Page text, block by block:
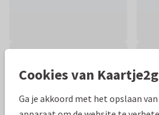
Cookies van
Ga je akkoord met het opslaan van